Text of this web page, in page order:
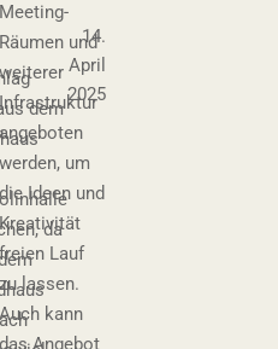
Meeting-
Räumen und
werden, um
Ideen und
freien Lauf
lassen.
kann
Angebot
dem
da
14.
April
2025